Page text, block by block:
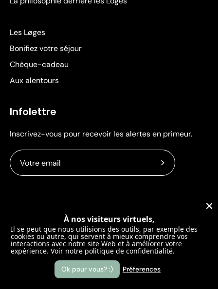
Les Løges
Bonifiez votre séjour
Chèque-cadeau
Aux alentours
Infolettre
Inscrivez-vous pour recevoir les alertes en primeur.
Abonnez-
Les Løges — Chalet thermal en forêt
Trouver les loges sur la carte La philosophie derrière les Loges
À nos visiteurs virtuels,
Il se peut que nous utilisions des outils, par exemple des
cookies ou autre, qui servent à mieux comprendre vos
interactions avec notre site Web et à améliorer votre
expérience. Voir notre politique de confidentialité.
Ok pour vous? :) Préferences